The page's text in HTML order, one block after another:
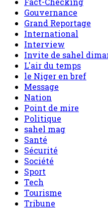
Gouvernance
Grand Reportage
International
Interview
Invite de sahel
L'air du temps
le Niger en bref
Message
Nation
Point de mire
Politique
sahel mag
Santé
Sécurité
Société
Sport
Tech
Tourisme
Tribune